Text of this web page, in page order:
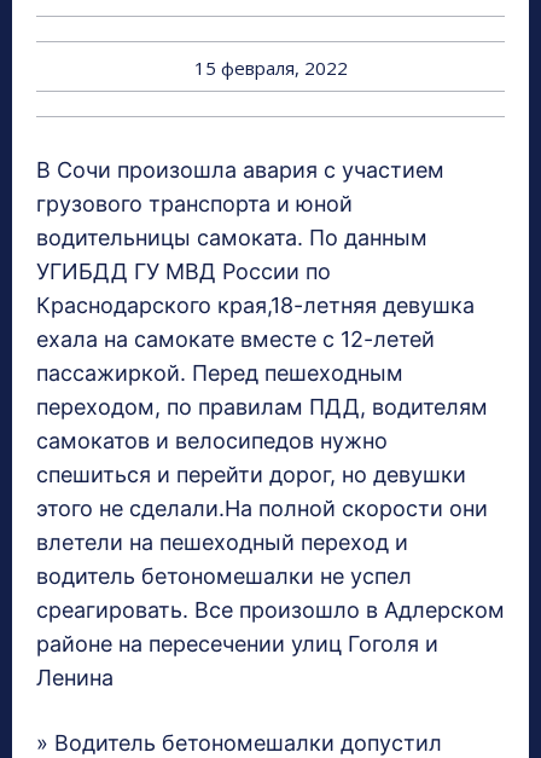
15 февраля, 2022
В Сочи произошла авария с участием
грузового транспорта и юной
водительницы самоката. По данным
УГИБДД ГУ МВД России по
Краснодарского края,18-летняя девушка
ехала на самокате вместе с 12-летей
пассажиркой. Перед пешеходным
переходом, по правилам ПДД, водителям
самокатов и велосипедов нужно
спешиться и перейти дорог, но девушки
этого не сделали.На полной скорости они
влетели на пешеходный переход и
водитель бетономешалки не успел
среагировать. Все произошло в Адлерском
районе на пересечении улиц Гоголя и
Ленина
» Водитель бетономешалки допустил